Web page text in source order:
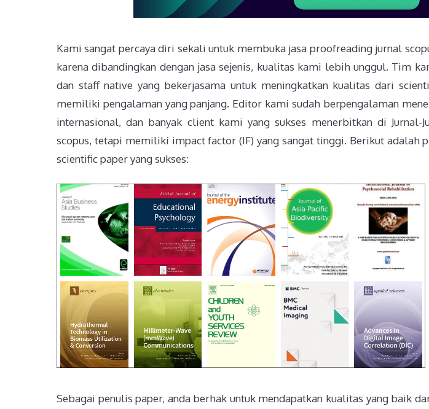
Kami sangat percaya diri sekali untuk membuka jasa proofreading jurnal
karena dibandingkan dengan jasa sejenis, kualitas kami lebih unggul. Tim
dan staff native yang bekerjasama untuk meningkatkan kualitas dari
memiliki pengalaman yang panjang. Editor kami sudah berpengalaman
internasional, dan banyak client kami yang sukses menerbitkan di Jurnal-
scopus, tetapi memiliki impact factor (IF) yang sangat tinggi. Berikut adalah
scientific paper yang sukses:
Sebagai penulis paper, anda berhak untuk mendapatkan kualitas yang baik